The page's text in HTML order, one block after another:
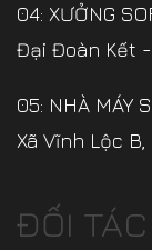
04: XƯỞNG
Đại Đoàn Kết
05: NHÀ MÁY
Xã Vĩnh Lộc
ĐỐI TÁC